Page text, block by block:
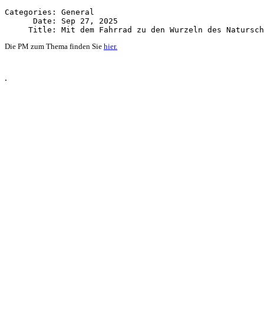
Categories: General
      Date: Sep 27, 2025
Die PM zum Thema finden Sie hier.
.